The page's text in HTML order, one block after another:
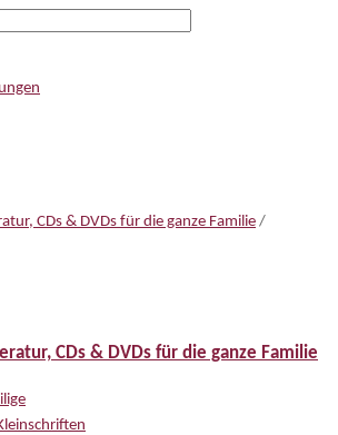
CDs & DVDs für die ganze Familie /
CDs & DVDs für die ganze Familie